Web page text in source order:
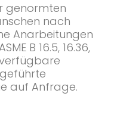
genormten
nach
Anarbeitungen
B 16.5, 16.36,
auf Anfrage.